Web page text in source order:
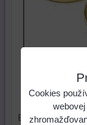
Bižutérne
Cookies